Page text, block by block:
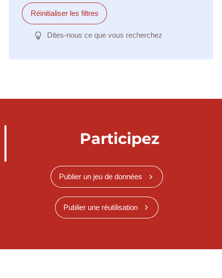
Réinitialiser les filtres
Dites-nous ce que vous recherchez
Participez
Publier un jeu de données
Publier une réutilisation